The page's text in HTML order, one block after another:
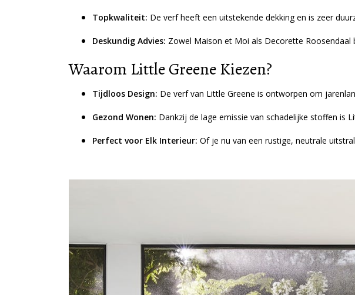
Topkwaliteit: De verf heeft een uitstekende dekking en is zeer
Deskundig Advies: Zowel Maison et Moi als Decorette
Waarom Little Greene Kiezen?
Tijdloos Design: De verf van Little Greene is ontworpen om
Gezond Wonen: Dankzij de lage emissie van schadelijke stoffen is
Perfect voor Elk Interieur: Of je nu van een rustige, neutrale